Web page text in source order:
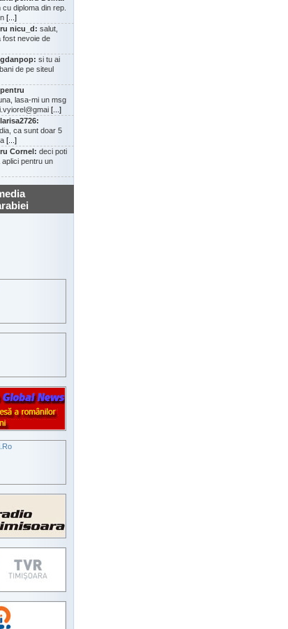
diploma din rep.
[...]
nicu_d: salut,
fost nevoie de
si tu ai
de pe siteul
lasa-mi un msg
[...]
ca sunt doar 5
[...]
Cornel: deci poti
pentru un